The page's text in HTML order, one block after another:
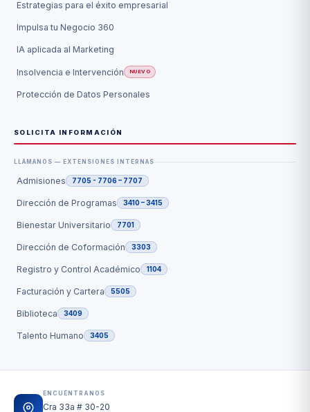
Estrategias para el éxito empresarial
Impulsa tu Negocio 360
IA aplicada al Marketing
Insolvencia e Intervención NUEVO
Protección de Datos Personales
SOLICITA INFORMACIÓN
LLÁMANOS — EXTENSIONES INTERNAS
Admisiones 7705 - 7706 – 7707
Dirección de Programas 3410 – 3415
Bienestar Universitario 7701
Dirección de Coformación 3303
Registro y Control Académico 1104
Facturación y Cartera 5505
Biblioteca 3409
Talento Humano 3405
ENCUÉNTRANOS
Cra 33a # 30-20